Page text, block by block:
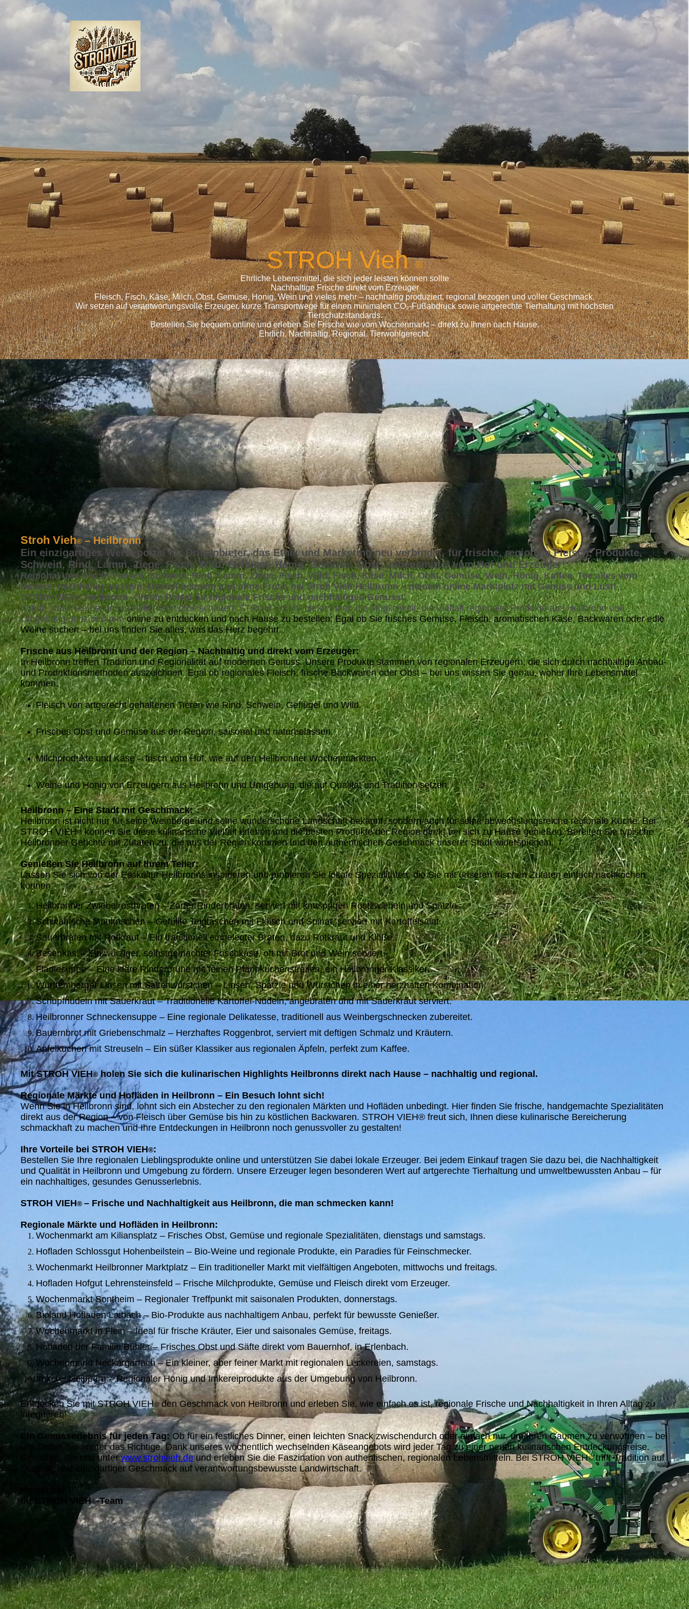
STROHVieh®
Ehrliche Lebensmittel, die sich jeder leisten können sollte
Nachhaltige Frische direkt vom Erzeuger
Fleisch, Fisch, Käse, Milch, Obst, Gemüse, Honig, Wein und vieles mehr – nachhaltig produziert, regional bezogen und voller Geschmack.
Wir setzen auf verantwortungsvolle Erzeuger, kurze Transportwege für einen minimalen CO₂-Fußabdruck sowie artgerechte Tierhaltung mit höchsten
Tierschutzstandards.
Bestellen Sie bequem online und erleben Sie Frische wie vom Wochenmarkt – direkt zu Ihnen nach Hause.
Ehrlich. Nachhaltig. Regional. Tierwohlgerecht.
Stroh Vieh®– Heilbronn
Ein einzigartiges Werbeportal für Drittanbieter, das Ethik und Marketing neu verbindet, für frische, regionale Fleisch, Produkte,
Schwein, Rind, Lamm, Ziege, Fisch, Wild, Geflügel, Honig, Gemüse, Obst, Lebensmittel vom Hof und Erzeuger!
Regional und frisch! Fleisch, Schwein, Rind, Lamm, Ziege, Fisch, Wild, Fisch, Käse, Milch, Obst, Gemüse, Wein, Honig, Kaffee, Tee alles vom
Bauern, nachhaltig und fein! Bestell bequem und ohne Frust, bei Stroh Vieh Heilbronn – deinem online Marktplatz mit Genuss und Lust!
STROH VIEH®Heilbronn – Ihrem Portal für regionale Frische und nachhaltigen Genuss!
Schön, dass Sie bei uns in Heilbronn vorbeischauen! STROH VIEH® bietet Ihnen die Möglichkeit, die Vielfalt regionaler Produkte aus Heilbronn und
Umgebung ganz bequemonline zu entdecken und nach Hause zu bestellen. Egal ob Sie frisches Gemüse, Fleisch, aromatischen Käse, Backwaren oder edle
Weine suchen – bei uns finden Sie alles, was das Herz begehrt.
Frische aus Heilbronn und der Region – Nachhaltig und direkt vom Erzeuger:
In Heilbronn treffen Tradition und Regionalität auf modernen Genuss. Unsere Produkte stammen von regionalen Erzeugern, die sich durch nachhaltige Anbau-
und Produktionsmethoden auszeichnen. Egal ob regionales Fleisch, frische Backwaren oder Obst – bei uns wissen Sie genau, woher Ihre Lebensmittel
kommen.
Fleisch von artgerecht gehaltenen Tieren wie Rind, Schwein, Geflügel und Wild.
Frisches Obst und Gemüse aus der Region, saisonal und naturbelassen.
Milchprodukte und Käse – frisch vom Hof, wie auf den Heilbronner Wochenmärkten.
Weine und Honig von Erzeugern aus Heilbronn und Umgebung, die auf Qualität und Tradition setzen.
Heilbronn – Eine Stadt mit Geschmack:
Heilbronn ist nicht nur für seine Weinberge und seine wunderschöne Landschaft bekannt, sondern auch für seine abwechslungsreiche regionale Küche. Bei
STROH VIEH®können Sie diese kulinarische Vielfalt erleben und die besten Produkte der Region direkt bei sich zu Hause genießen. Bereiten Sie typische
Heilbronner Gerichte mit Zutaten zu, die aus der Region kommen und den authentischen Geschmack unserer Stadt widerspiegeln.
Genießen Sie Heilbronn auf Ihrem Teller:
Lassen Sie sich von der Esskultur Heilbronns inspirieren und probieren Sie lokale Spezialitäten, die Sie mit unseren frischen Zutaten einfach nachkochen
können:
Heilbronner Zwiebelrostbraten – Zarter Rinderbraten, serviert mit knusprigen Röstzwiebeln und Spätzle.
Schwäbische Maultaschen – Gefüllte Teigtaschen mit Fleisch und Spinat, serviert mit Kartoffelsalat.
Sauerbraten mit Rotkraut – Ein traditionell eingelegter Braten, dazu Rotkraut und Klöße.
Besenkäs' – Ein würziger, selbstgemachter Frischkäse, oft mit Brot und Wein serviert.
Flädlesuppe – Eine klare Rinderbrühe mit feinen Pfannkuchenstreifen, ein Heilbronner Klassiker.
Württemberger Linsen mit Saitenwürstchen – Linsen, Spätzle und Würstchen in einer herzhaften Kombination.
Schupfnudeln mit Sauerkraut – Traditionelle Kartoffel-Nudeln, angebraten und mit Sauerkraut serviert.
Heilbronner Schneckensuppe – Eine regionale Delikatesse, traditionell aus Weinbergschnecken zubereitet.
Bauernbrot mit Griebenschmalz – Herzhaftes Roggenbrot, serviert mit deftigen Schmalz und Kräutern.
Apfelkuchen mit Streuseln – Ein süßer Klassiker aus regionalen Äpfeln, perfekt zum Kaffee.
Mit STROH VIEH® holen Sie sich die kulinarischen Highlights Heilbronns direkt nach Hause – nachhaltig und regional.
Regionale Märkte und Hofläden in Heilbronn – Ein Besuch lohnt sich!
Wenn Sie in Heilbronn sind, lohnt sich ein Abstecher zu den regionalen Märkten und Hofläden unbedingt. Hier finden Sie frische, handgemachte Spezialitäten
direkt aus der Region – von Fleisch über Gemüse bis hin zu köstlichen Backwaren. STROH VIEH® freut sich, Ihnen diese kulinarische Bereicherung
schmackhaft zu machen und Ihre Entdeckungen in Heilbronn noch genussvoller zu gestalten!
Ihre Vorteile bei STROH VIEH®:
Bestellen Sie Ihre regionalen Lieblingsprodukte online und unterstützen Sie dabei lokale Erzeuger. Bei jedem Einkauf tragen Sie dazu bei, die Nachhaltigkeit
und Qualität in Heilbronn und Umgebung zu fördern. Unsere Erzeuger legen besonderen Wert auf artgerechte Tierhaltung und umweltbewussten Anbau – für
ein nachhaltiges, gesundes Genusserlebnis.
STROH VIEH® – Frische und Nachhaltigkeit aus Heilbronn, die man schmecken kann!
Regionale Märkte und Hofläden in Heilbronn:
Wochenmarkt am Kiliansplatz – Frisches Obst, Gemüse und regionale Spezialitäten, dienstags und samstags.
Hofladen Schlossgut Hohenbeilstein – Bio-Weine und regionale Produkte, ein Paradies für Feinschmecker.
Wochenmarkt Heilbronner Marktplatz – Ein traditioneller Markt mit vielfältigen Angeboten, mittwochs und freitags.
Hofladen Hofgut Lehrensteinsfeld – Frische Milchprodukte, Gemüse und Fleisch direkt vom Erzeuger.
Wochenmarkt Sontheim – Regionaler Treffpunkt mit saisonalen Produkten, donnerstags.
Bioland Hofladen Laibach – Bio-Produkte aus nachhaltigem Anbau, perfekt für bewusste Genießer.
Wochenmarkt in Flein – Ideal für frische Kräuter, Eier und saisonales Gemüse, freitags.
Hofladen der Familie Bühler – Frisches Obst und Säfte direkt vom Bauernhof, in Erlenbach.
Wochenmarkt Neckargartach – Ein kleiner, aber feiner Markt mit regionalen Leckereien, samstags.
Imkerei Neipperg – Regionaler Honig und Imkereiprodukte aus der Umgebung von Heilbronn.
Entdecken Sie mit STROH VIEH®den Geschmack von Heilbronn und erleben Sie, wie einfach es ist, regionale Frische und Nachhaltigkeit in Ihren Alltag zu
integrieren!
Ein Genusserlebnis für jeden Tag: Ob für ein festliches Dinner, einen leichten Snack zwischendurch oder einfach nur, um Ihren Gaumen zu verwöhnen – bei
uns finden Sie immer das Richtige. Dank unseres wöchentlich wechselnden Käseangebots wird jeder Tag zu einer neuen kulinarischen Entdeckungsreise.
Besuchen Sie uns unterwww.strohvieh.deund erleben Sie die Faszination von authentischen, regionalen Lebensmitteln. Bei STROH VIEH®trifft Tradition auf
Qualität, und einzigartiger Geschmack auf verantwortungsbewusste Landwirtschaft.
Ihr STROH VIEH®-Team